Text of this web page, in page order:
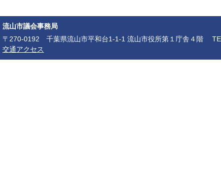
流山市議会事務局
〒270-0192 千葉県流山市平和台1-1-1 流山市役所第１庁舎４階
交通アクセス